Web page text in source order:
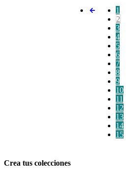
1
2
3
4
5
6
7
8
9
10
11
12
13
14
15
Crea tus colecciones